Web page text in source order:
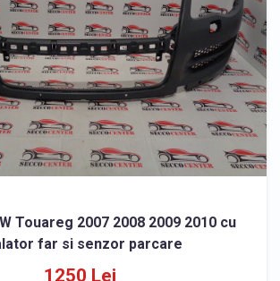
Touareg 2007 2008 2009 2010 cu
far si senzor parcare
1250 Lei